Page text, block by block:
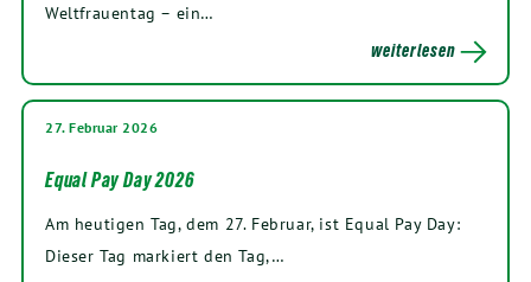
Weltfrauentag – ein…
weiterlesen
27. Februar 2026
Equal Pay Day 2026
Am heutigen Tag, dem 27. Februar, ist Equal Pay Day:
Dieser Tag markiert den Tag,…